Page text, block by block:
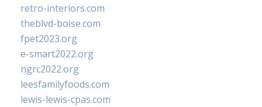
retro-interiors.com
theblvd-boise.com
fpet2023.org
e-smart2022.org
ngrc2022.org
leesfamilyfoods.com
lewis-lewis-cpas.com